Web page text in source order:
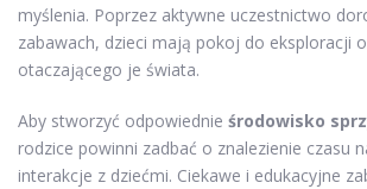
myślenia. Poprzez aktywne uczestnictwo
zabawach, dzieci mają pokoj do eksploracji
otaczającego je świata.
Aby stworzyć odpowiednie środowisko
rodzice powinni zadbać o znalezienie czasu
interakcje z dziećmi. Ciekawe i edukacyjne